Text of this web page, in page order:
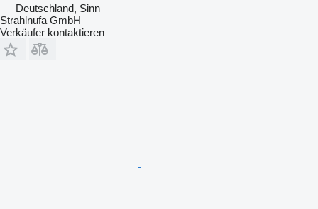
Deutschland, Sinn
Strahlnufa GmbH
Verkäufer kontaktieren